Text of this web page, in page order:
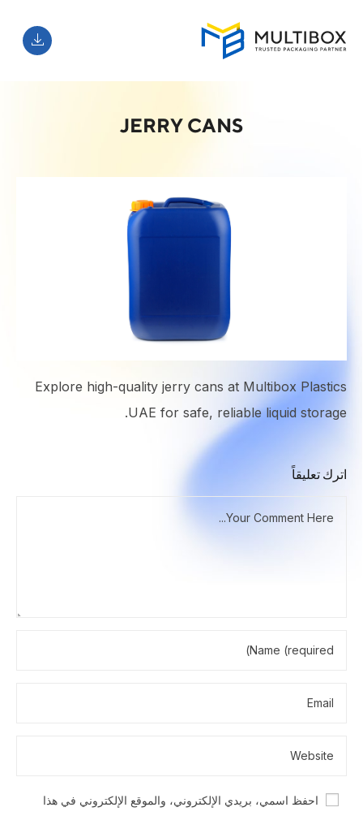
JERRY CANS
Explore high-quality jerry cans at Multibox Plastics
UAE for safe, reliable liquid storage.
اترك تعليقاً
احفظ اسمي، بريدي الإلكتروني، والموقع الإلكتروني في هذا